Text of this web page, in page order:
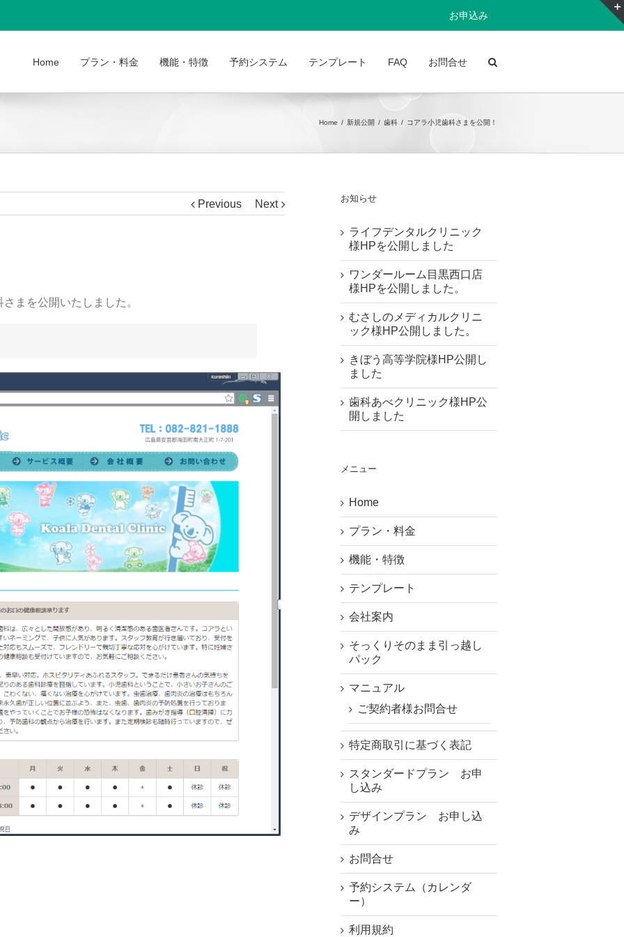
お申込み
Home プラン・料金 機能・特徴 予約システム テンプレート FAQ お問合せ
Home / 新規公開 / 歯科 / コアラ小児歯科さまを公開！
Previous Next
まを公開いたしました。
お知らせ
ライフデンタルクリニック
様HPを公開しました
ワンダールーム目黒西口店
様HPを公開しました。
むさしのメディカルクリニ
ック様HP公開しました。
きぼう高等学院様HP公開し
ました
歯科あべクリニック様HP公
開しました
メニュー
Home
プラン・料金
機能・特徴
テンプレート
会社案内
そっくりそのまま引っ越し
パック
マニュアル
ご契約者様お問合せ
特定商取引に基づく表記
スタンダードプラン お申
し込み
デザインプラン お申し込
み
お問合せ
予約システム（カレンダ
ー）
利用規約